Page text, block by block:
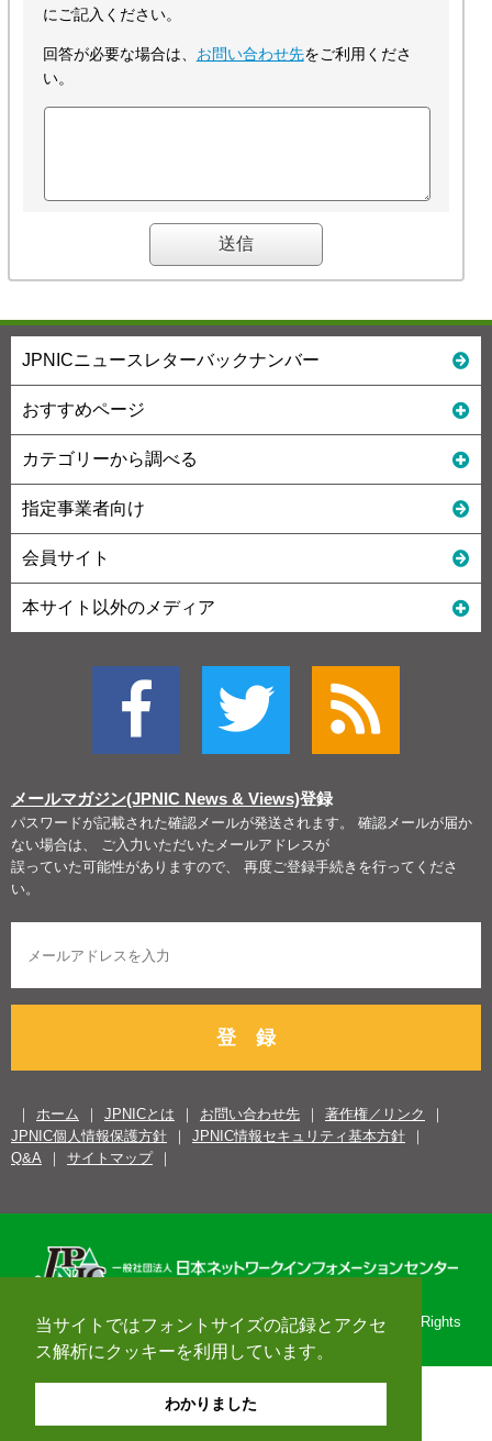
当サイトではフォントサイズの記録とアクセ
ス解析にクッキーを利用しています。
わかりました
にご記入ください。
回答が必要な場合は、 お問い合わせ先をご利用くださ
い。
JPNICニュースレターバックナンバー
おすすめページ
カテゴリーから調べる
指定事業者向け
会員サイト
本サイト以外のメディア
メールマガジン(JPNIC News & Views)登録
パスワードが記載された確認メールが発送されます。 確認メールが届か
ない場合は、 ご入力いただいたメールアドレスが
誤っていた可能性がありますので、 再度ご登録手続きを行ってくださ
い。
登 録
ホーム JPNICとは お問い合わせ先
著作権／リンク
JPNIC個人情報保護方針
JPNIC情報セキュリティ基本方針
Q&A
サイトマップ
Copyright© 1996-2026 Japan Network Information Center. All Rights
Reserved.